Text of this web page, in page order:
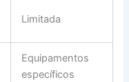
Limitada
Equipamentos
específicos